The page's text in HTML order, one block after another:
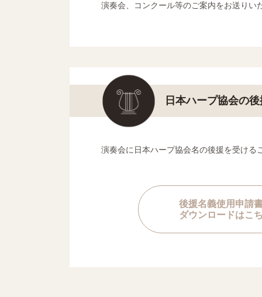
演奏会、コンクール等のご案内をお送りい
日本ハープ協会の
演奏会に日本ハープ協会名の後援を受ける
後援名義使用申請
ダウンロードはこ